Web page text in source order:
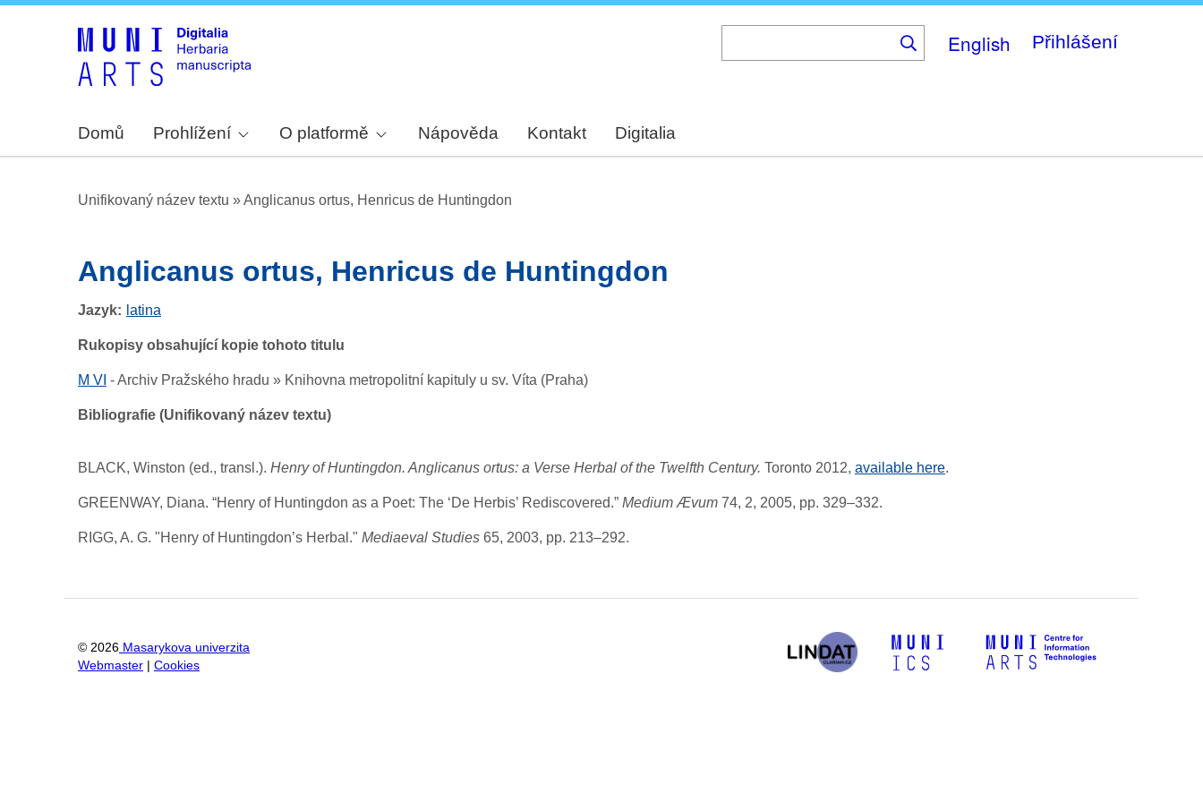
English Přihlášení
Domů Prohlížení O platformě Nápověda Kontakt Digitalia
Unifikovaný název textu »Anglicanus ortus, Henricus de Huntingdon
Anglicanus ortus, Henricus de Huntingdon
Jazyk latina
Rukopisy obsahující kopie tohoto titulu
M VI -Archiv Pražského hradu » Knihovna metropolitní kapituly u sv. Víta (Praha)
Bibliografie (Unifikovaný název textu)
BLACK, Winston (ed., transl.). Henry of Huntingdon. Anglicanus ortus: a Verse Herbal of the Twelfth Century. Toronto 2012, available here.
GREENWAY, Diana. “Henry of Huntingdon as a Poet: The ‘De Herbis’ Rediscovered.” Medium Ævum 74, 2, 2005, pp. 329–332.
RIGG, A. G. "Henry of Huntingdon’s Herbal." Mediaeval Studies 65, 2003, pp. 213–292.
© 2026 Masarykova univerzita
Webmaster
Cookies